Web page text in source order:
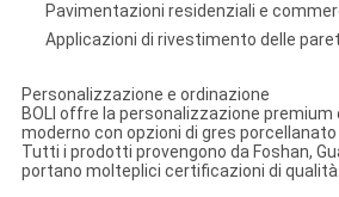
Pavimentazioni residenziali e
Applicazioni di rivestimento delle
Personalizzazione e ordinazione
BOLI offre la personalizzazione
moderno con opzioni di gres
Tutti i prodotti provengono da Foshan,
portano molteplici certificazioni di qualità.